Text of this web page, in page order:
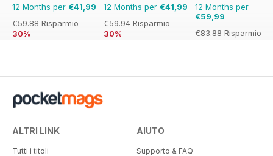
12 Months per €41,99
€59.88 Risparmio
30%
12 Months per €41,99
€59.94 Risparmio
30%
12 Months per
€59,99
€83.88 Risparmio
ALTRI LINK
Tutti i titoli
AIUTO
Supporto & FAQ